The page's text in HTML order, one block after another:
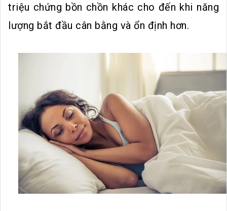
triệu chứng bồn chồn khác cho đến khi năng
lượng bắt đầu cân bằng và ổn định hơn.